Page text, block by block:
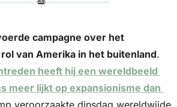
campagne over het
van Amerika in het buitenland
heeft hij een wereldbeeld
meer lijkt op expansionisme dan